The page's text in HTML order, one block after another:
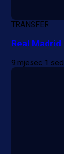
TRANSFER
Real
9 mjesec 1